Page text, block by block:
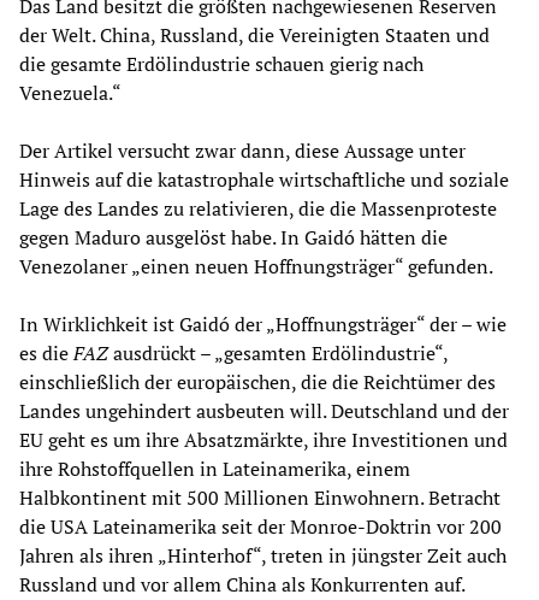
Das Land besitzt die größten nachgewiesenen Reserven
der Welt. China, Russland, die Vereinigten Staaten und
die gesamte Erdölindustrie schauen gierig nach
Venezuela.“
Der Artikel versucht zwar dann, diese Aussage unter
Hinweis auf die katastrophale wirtschaftliche und soziale
Lage des Landes zu relativieren, die die Massenproteste
gegen Maduro ausgelöst habe. In Gaidó hätten die
Venezolaner „einen neuen Hoffnungsträger“ gefunden.
In Wirklichkeit ist Gaidó der „Hoffnungsträger“ der – wie
es dieFAZausdrückt – „gesamten Erdölindustrie“,
einschließlich der europäischen, die die Reichtümer des
Landes ungehindert ausbeuten will. Deutschland und der
EU geht es um ihre Absatzmärkte, ihre Investitionen und
ihre Rohstoffquellen in Lateinamerika, einem
Halbkontinent mit 500 Millionen Einwohnern. Betracht
die USA Lateinamerika seit der Monroe-Doktrin vor 200
Jahren als ihren „Hinterhof“, treten in jüngster Zeit auch
Russland und vor allem China als Konkurrenten auf.